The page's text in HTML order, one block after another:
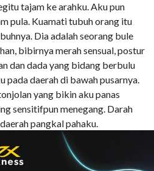
tajam ke arahku. Aku pun
pula. Kuamati tubuh orang itu
Dia adalah seorang bule
bibirnya merah sensual, postur
dan dada yang bidang berbulu
pada daerah di bawah pusarnya.
yang bikin aku panas
sensitifpun menegang. Darah
pangkal pahaku.
kian menggelora. Tatapan
menelanjangi tubuhnya hidup-